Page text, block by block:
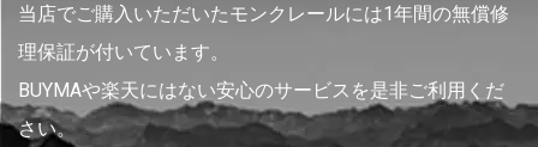
当店でご購入いただいたモンクレールには1年間の無償修
理保証が付いています。
BUYMAや楽天にはない安心のサービスを是非ご利用くだ
さい。